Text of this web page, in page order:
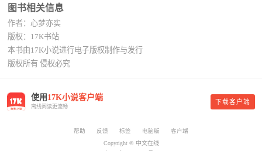
呢？” “回杨总，开车太堵，已经给你安排了直升
机。” 从此，开启杨小天的百亿富翁之旅，只有他不
敢想的，没有秘书办不到的。
图书相关信息
作者：心梦亦实
版权：17K书站
本书由17K小说进行电子版权制作与发行
版权所有 侵权必究
使用 17K小说客户端
离线阅读更流畅
下载客户端
帮助 反馈 标签 电脑版
客户端
Copyright © 中文在线